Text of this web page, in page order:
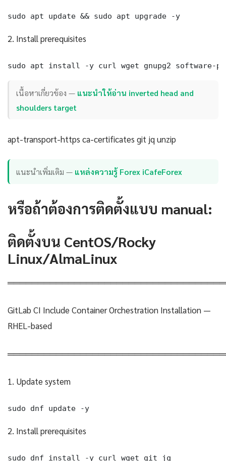
sudo apt update && sudo apt upgrade -y
2. Install prerequisites
sudo apt install -y curl wget gnupg2 software-
เนื้อหาเกี่ยวข้อง — แนะนำให้อ่าน inverted head and
shoulders target
apt-transport-https ca-certificates git jq unzip
แนะนำเพิ่มเติม — แหล่งความรู้ Forex iCafeForex
หรือถ้าต้องการติดตั้งแบบ manual:
ติดตั้งบน CentOS/Rocky
Linux/AlmaLinux
GitLab CI Include Container Orchestration Installation —
RHEL-based
1. Update system
sudo dnf update -y
2. Install prerequisites
sudo dnf install -y curl wget git jq